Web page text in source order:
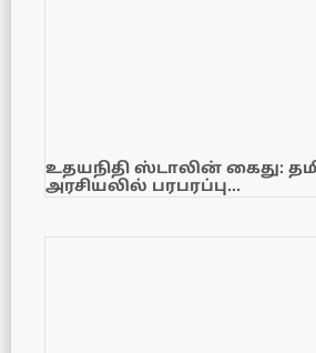
உதயநிதி ஸ்டாலின் கைது:
அரசியலில் பரபரப்பு…